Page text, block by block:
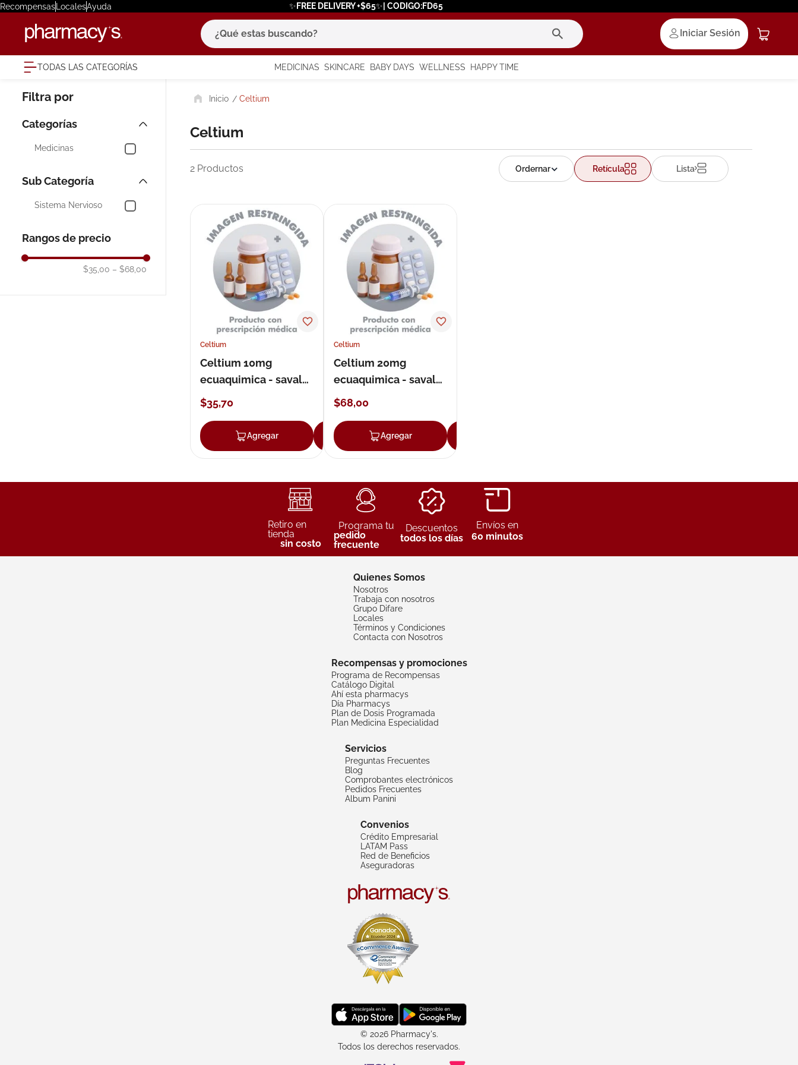
RecompensasLocalesAyuda ✨FREE DELIVERY +$65✨| CODIGO:FD65
¿Qué estas buscando?
Iniciar Sesión
TODAS LAS CATEGORÍAS MEDICINAS SKINCARE BABY DAYS WELLNESS HAPPY TIME
Medicinas
Sistema Nervioso
Rangos de precio
$35,00 – $68,00
Celtium
Celtium
2 Productos Retícula Lista
Celtium
Celtium 10mg
ecuaquimica - saval
comprimidos
$35,70
Agregar Agregar
Celtium
Celtium 20mg
ecuaquimica - saval
comprimidos
$68,00
Agregar
Retiro en
tienda
sin costo
Programa tu
pedido
frecuente
Descuentos
todos los días
Envíos en
60 minutos
Quienes Somos
Nosotros
Trabaja con nosotros
Grupo Difare
Locales
Términos y Condiciones
Contacta con Nosotros
Recompensas y promociones
Programa de Recompensas
Catálogo Digital
Ahí esta pharmacys
Día Pharmacys
Plan de Dosis Programada
Plan Medicina Especialidad
Servicios
Preguntas Frecuentes
Blog
Comprobantes electrónicos
Pedidos Frecuentes
Album Panini
Convenios
Crédito Empresarial
LATAM Pass
Red de Beneficios
Aseguradoras
© 2026 Pharmacy's.
Todos los derechos reservados.
términos más buscados
1. eucerin
.
6. megacistin
7. degraler
roche posay
9. isdin
pañales